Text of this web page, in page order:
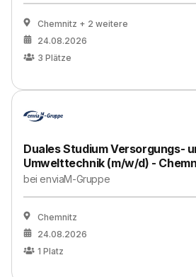
Chemnitz + 2 weitere
24.08.2026
3 Plätze
Duales Studium Versorgungs-
Umwelttechnik (m/w/d) -
beienviaM-Gruppe
Chemnitz
24.08.2026
1 Platz